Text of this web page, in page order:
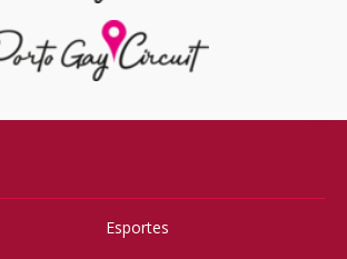
Esportes